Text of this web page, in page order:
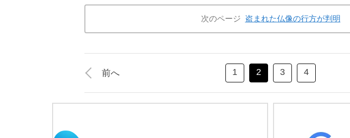
次のページ 盗まれた仏像の行方が判明
前へ 1 2 3 4